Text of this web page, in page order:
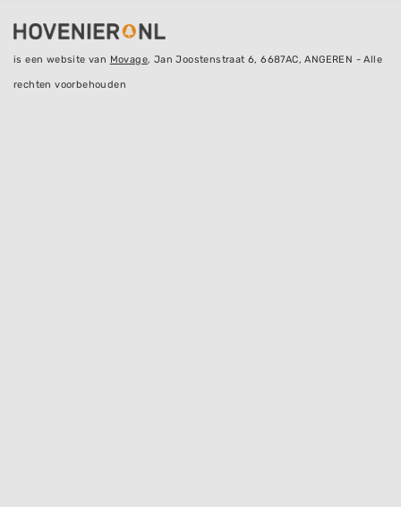
is een website van Movage, Jan Joostenstraat 6, 6687AC, ANGEREN - Alle
rechten voorbehouden